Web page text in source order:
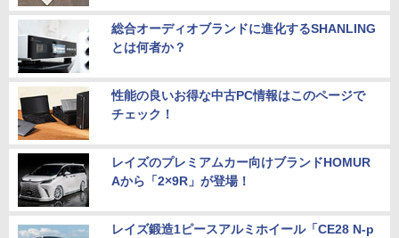
総合オーディオブランドに進化するSHANLING
とは何者か？
性能の良いお得な中古PC情報はこのページで
チェック！
レイズのプレミアムカー向けブランドHOMUR
Aから「2×9R」が登場！
レイズ鍛造1ピースアルミホイール「CE28 N-p